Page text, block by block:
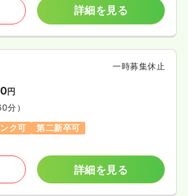
詳細を見る
一時募集休止
円
分）
ク可
第二新卒可
詳細を見る